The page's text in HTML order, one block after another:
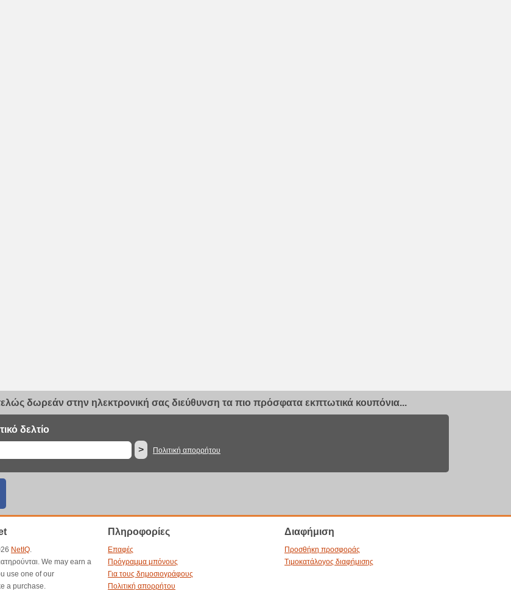
δωρεάν στην ηλεκτρονική σας διεύθυνση τα πιο πρόσφατα εκπτωτικά κουπόνια...
δελτίο
>
Πολιτική απορρήτου
NetIQ.
We may earn a
use one of our
a purchase.
Πληροφορίες
Επαφές
Πρόγραμμα μπόνους
Για τους δημοσιογράφους
Πολιτική απορρήτου
Διαφήμιση
Προσθήκη προσφοράς
Τιμοκατάλογος διαφήμισης